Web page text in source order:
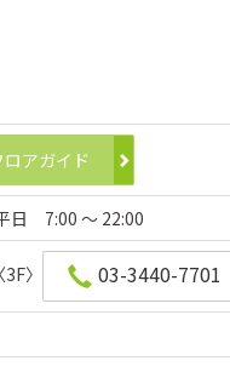
ロアガイド
日 7:00 ～ 22:00
〉 03-3440-7701